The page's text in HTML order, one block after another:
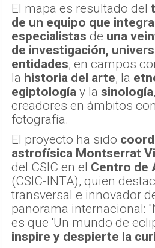
El mapa es resultado del
de un equipo que
especialistas de una
de investigación,
entidades, en campos
la historia del arte, la
egiptología y la sinología
creadores en ámbitos
fotografía.
El proyecto ha sido
astrofísica Montserrat
del CSIC en el Centro de
(CSIC-INTA), quien
transversal e innovador
panorama internacional:
es que 'Un mundo de
inspire y despierte la